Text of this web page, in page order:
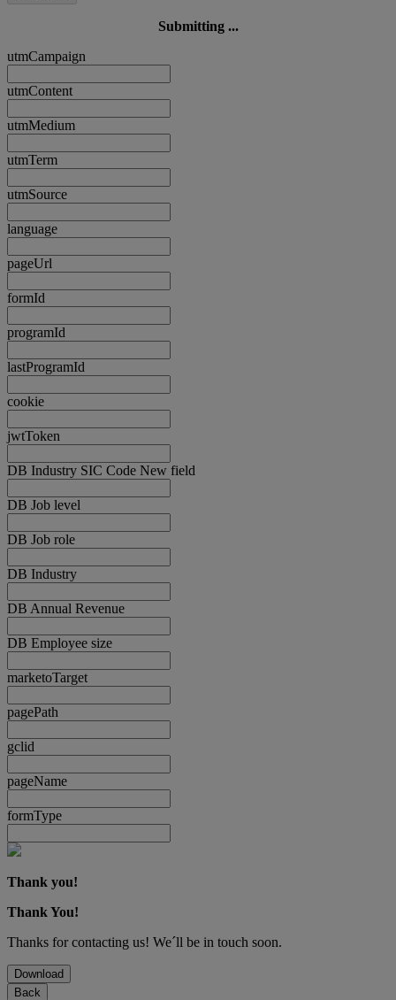
Submitting ...
utmCampaign
utmContent
utmMedium
utmTerm
utmSource
language
pageUrl
formId
programId
lastProgramId
cookie
jwtToken
DB Industry SIC Code New field
DB Job level
DB Job role
DB Industry
DB Annual Revenue
DB Employee size
marketoTarget
pagePath
gclid
pageName
formType
Thank you!
Thank You!
Thanks for contacting us! We´ll be in touch soon.
Download
Back